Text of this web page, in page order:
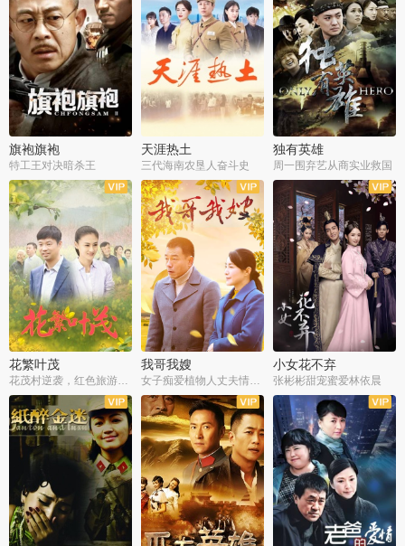
旗袍旗袍
特工王对决暗杀王
天涯热土
三代海南农垦人奋斗史
独有英雄
周一围弃艺从商实业救国
全34集
花繁叶茂
花茂村逆袭，红色旅游出圈
全50集
我哥我嫂
女子痴爱植物人丈夫情定一生
全51集
小女花不弃
张彬彬甜宠蜜爱林依晨
全42集
全35集 全32集